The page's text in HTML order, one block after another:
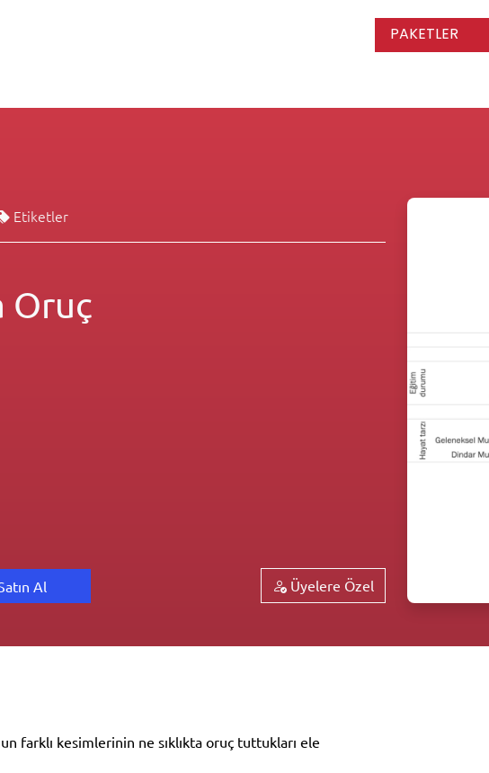
PAKETLER
Etiketler
Oruç
Al Üyelere Özel
farklı kesimlerinin ne sıklıkta oruç tuttukları ele